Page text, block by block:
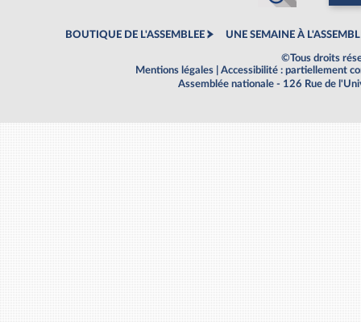
BOUTIQUE DE L'ASSEMBLEE UNE SEMAINE À
©Tous droits
Mentions légales
Accessibilité : partiellement
Assemblée nationale - 126 Rue de